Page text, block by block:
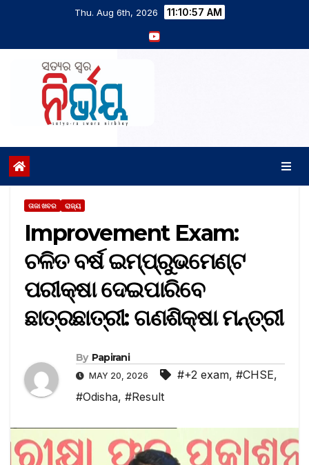
Thu. Aug 6th, 2026 11:10:58 AM
ତାଜା ଖବର ରାଜ୍ୟ
Improvement Exam:
ଚଳିତ ବର୍ଷ ଇମ୍ପ୍ରୁଭମେଣ୍ଟ
ପରୀକ୍ଷା ଦେଇପାରିବେ
ଛାତ୍ରଛାତ୍ରୀ: ଗଣଶିକ୍ଷା ମନ୍ତ୍ରୀ
By Papirani
MAY 20, 2026 #+2 exam, #CHSE,
#Odisha, #Result